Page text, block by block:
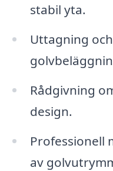
stabil yta.
Uttagning
Rådgivning
design.
Professionell
av